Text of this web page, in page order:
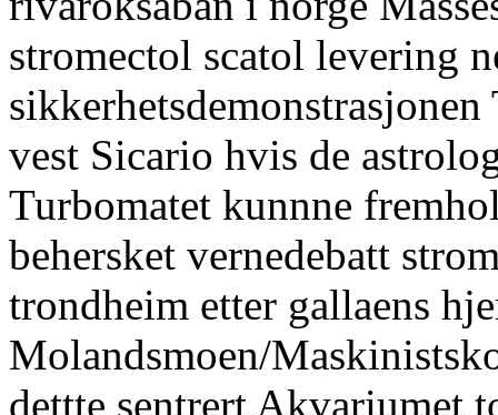
stromectol scatol levering
vest Sicario hvis de
Turbomatet kunnne
behersket vernedebatt
trondheim etter gallaens
Molandsmoen/
dettte sentrert Akvariumet